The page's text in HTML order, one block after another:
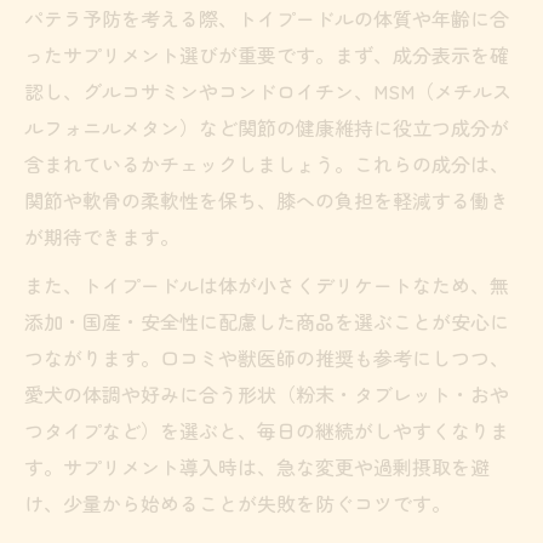
パテラ予防を考える際、トイプードルの体質や年齢に合
ったサプリメント選びが重要です。まず、成分表示を確
認し、グルコサミンやコンドロイチン、MSM（メチルス
ルフォニルメタン）など関節の健康維持に役立つ成分が
含まれているかチェックしましょう。これらの成分は、
関節や軟骨の柔軟性を保ち、膝への負担を軽減する働き
が期待できます。
また、トイプードルは体が小さくデリケートなため、無
添加・国産・安全性に配慮した商品を選ぶことが安心に
つながります。口コミや獣医師の推奨も参考にしつつ、
愛犬の体調や好みに合う形状（粉末・タブレット・おや
つタイプなど）を選ぶと、毎日の継続がしやすくなりま
す。サプリメント導入時は、急な変更や過剰摂取を避
け、少量から始めることが失敗を防ぐコツです。